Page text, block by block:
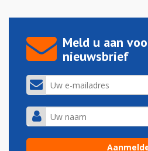
Meld u aan
nieuwsbrief